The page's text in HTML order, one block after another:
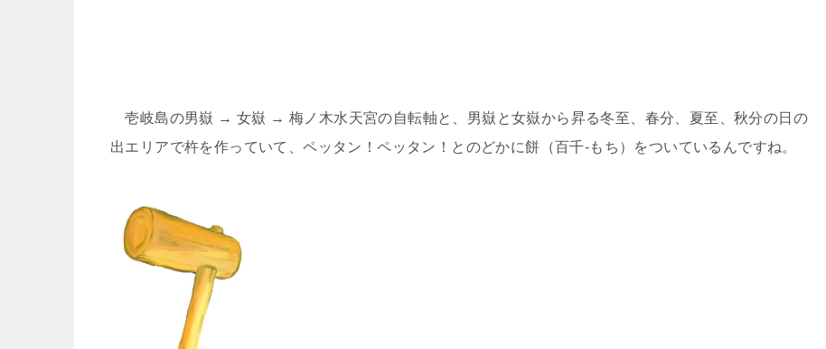
壱岐島の男嶽 → 女嶽 → 梅ノ木水天宮の自転軸と、男嶽と女嶽から昇る冬至、春分、夏至、秋分の日の
出エリアで杵を作っていて、ペッタン！ペッタン！とのどかに餅（百千-もち）をついているんですね。